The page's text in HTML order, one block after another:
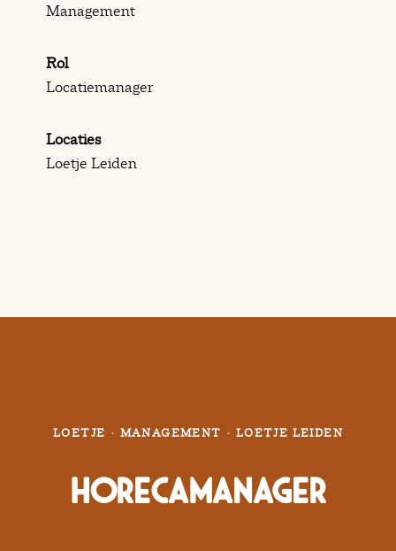
Management
Rol
Locatiemanager
Locaties
Loetje Leiden
LOETJE · MANAGEMENT · LOETJE LEIDEN
Horecamanager